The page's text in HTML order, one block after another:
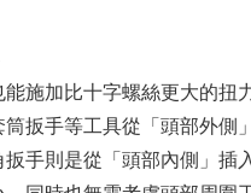
施加比十字螺絲更大的扭
扳手等工具從「頭部外側
手則是從「頭部內側」插